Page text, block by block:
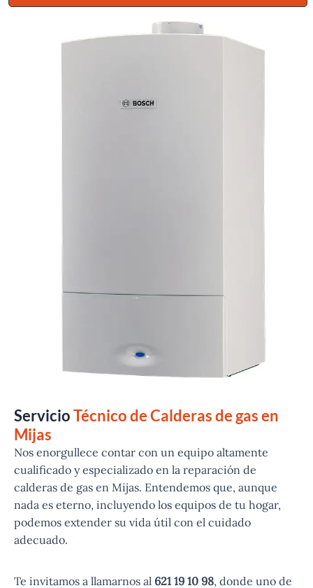
ServicioTécnico de Calderas de gas en
Mijas
Nos enorgullece contar con un equipo altamente
cualificado y especializado en la reparación de
calderas de gas en Mijas. Entendemos que, aunque
nada es eterno, incluyendo los equipos de tu hogar,
podemos extender su vida útil con el cuidado
adecuado.
Te invitamos a llamarnos al 621 19 10 98, donde uno de